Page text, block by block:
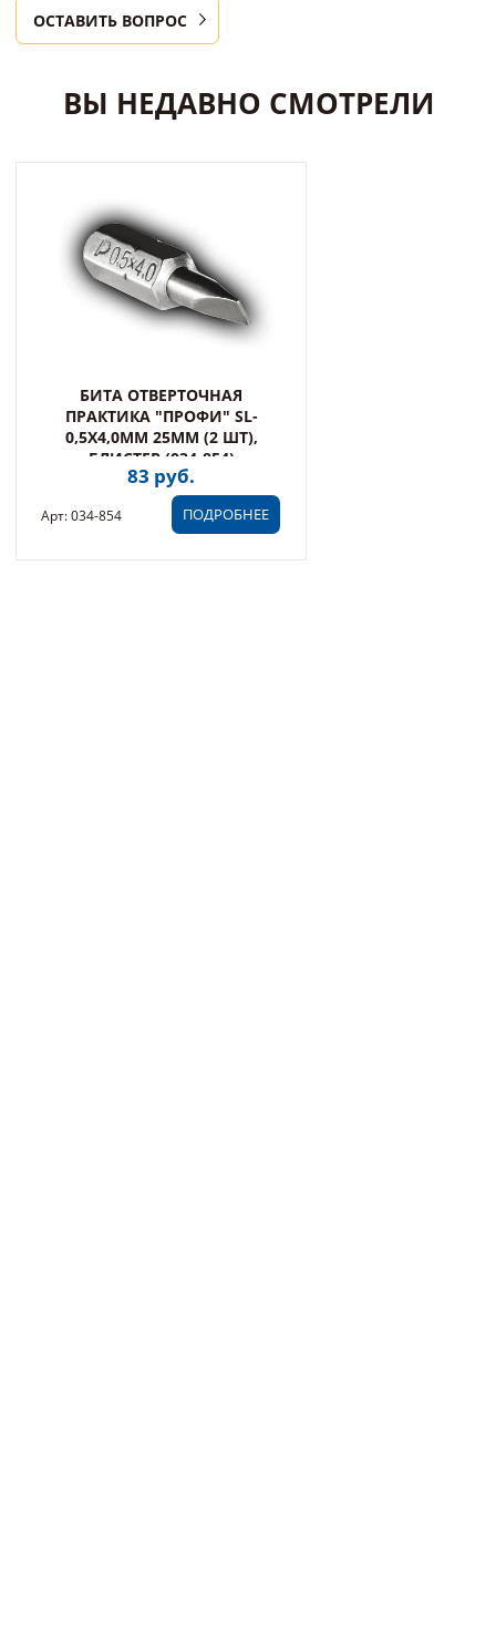
ОСТАВИТЬ ВОПРОС
ВЫ НЕДАВНО СМОТРЕЛИ
БИТА ОТВЕРТОЧНАЯ
ПРАКТИКА "ПРОФИ" SL-
0,5Х4,0ММ 25ММ (2 ШТ),
БЛИСТЕР (034-854)
83 руб.
ПОДРОБНЕЕ
Арт: 034-854